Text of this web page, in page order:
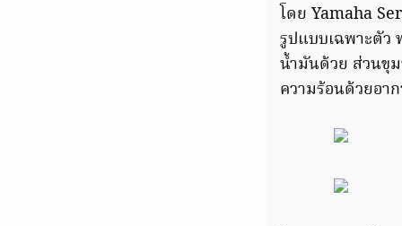
โดย Yamaha
รูปแบบเฉพาะตัว
น้ำมันด้วย ส่วนขุม
ความร้อนด้วยอา